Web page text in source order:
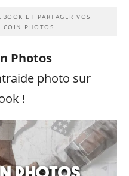
ET PARTAGER VOS
COIN PHOTOS
Photos
photo sur
!